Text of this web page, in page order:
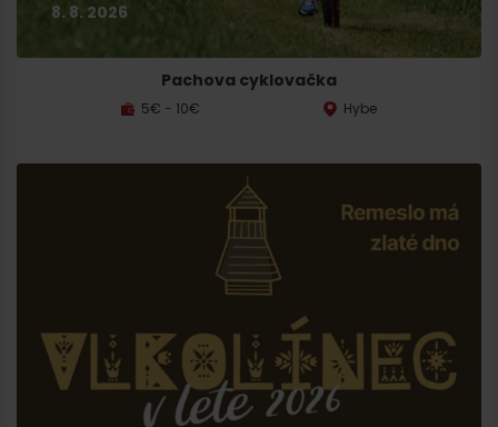
8. 8. 2026
Pachova cyklovačka
5€ - 10€ Hybe